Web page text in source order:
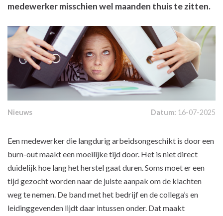
medewerker misschien wel maanden thuis te zitten.
Nieuws Datum: 16-07-2025
Een medewerker die langdurig arbeidsongeschikt is door een
burn-out maakt een moeilijke tijd door. Het is niet direct
duidelijk hoe lang het herstel gaat duren. Soms moet er een
tijd gezocht worden naar de juiste aanpak om de klachten
weg te nemen. De band met het bedrijf en de collega’s en
leidinggevenden lijdt daar intussen onder. Dat maakt